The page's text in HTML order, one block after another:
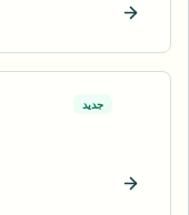
الآن
جديد
الآن